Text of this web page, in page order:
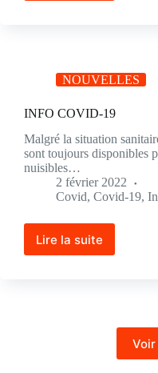
NOUVELLES
INFO COVID-19
Malgré la situation
sont toujours disponibles
nuisibles…
2 février 2022
Covid, Covid-19,
Lire la suite